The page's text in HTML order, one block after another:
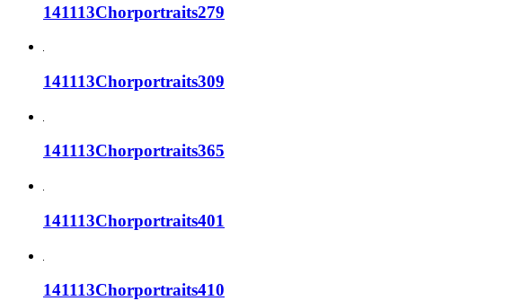
141113Chorportraits279
141113Chorportraits309
141113Chorportraits365
141113Chorportraits401
141113Chorportraits410